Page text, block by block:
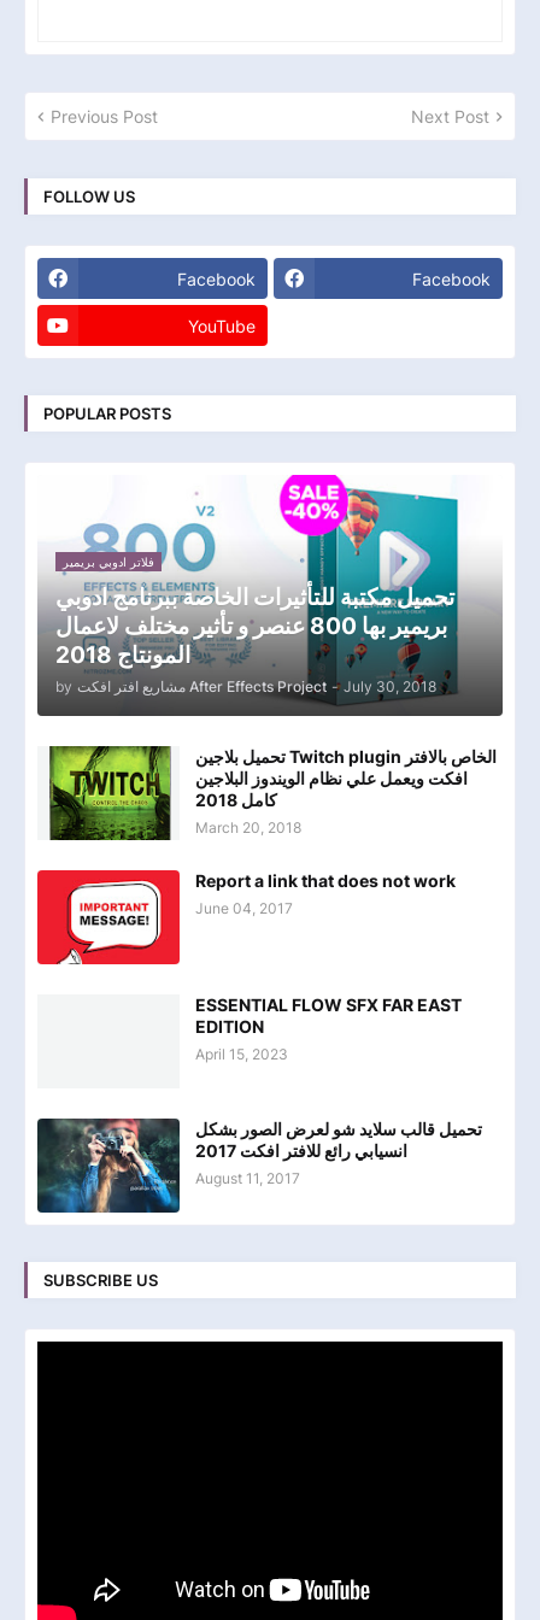
Previous Post Next Post
FOLLOW US
Facebook Facebook
YouTube
POPULAR POSTS
فلاتر ادوبي بريمير
تحميل مكتبة للتأثيرات الخاصة ببرنامج ادوبي
بريمير بها 800 عنصر و تأثير مختلف لاعمال
المونتاج 2018
by مشاريع افتر افكت After Effects Project - July 30, 2018
تحميل بلاجين Twitch plugin الخاص بالافتر
افكت ويعمل علي نظام الويندوز البلاجين
كامل 2018
March 20, 2018
Report a link that does not work
June 04, 2017
ESSENTIAL FLOW SFX FAR EAST
EDITION
April 15, 2023
تحميل قالب سلايد شو لعرض الصور بشكل
انسيابي رائع للافتر افكت 2017
August 11, 2017
SUBSCRIBE US